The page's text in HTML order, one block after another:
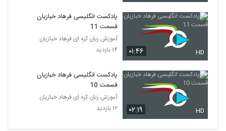
۰۱:۴۶ HD
پادکست انگلیسی فرهاد خبازیان
قسمت 11
آموزش زبان کره ای فرهاد خبازیان
۱۴ بازدید
۰۲:۱۹ HD
پادکست انگلیسی فرهاد خبازیان
قسمت 10
آموزش زبان کره ای فرهاد خبازیان
۱۲ بازدید